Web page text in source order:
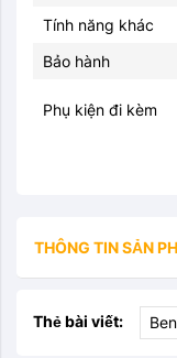
Tính năng khác
Bảo hành
Phụ kiện đi kèm
THÔNG TIN SẢN
Thẻ bài viết: